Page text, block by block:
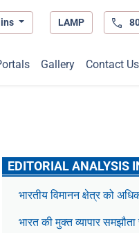
LAMP
Gallery Contact Us
EDITORIAL ANALYSIS
भारतीय विमानन क्षेत्र को
भारत की मुक्त व्यापार